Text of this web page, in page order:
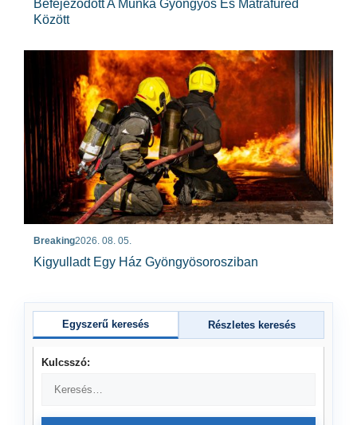
Befejeződött A Munka Gyöngyös És Mátrafüred
Között
Breaking2026. 08. 05.
Kigyulladt Egy Ház Gyöngyösorosziban
Egyszerű keresés Részletes keresés
Kulcsszó: